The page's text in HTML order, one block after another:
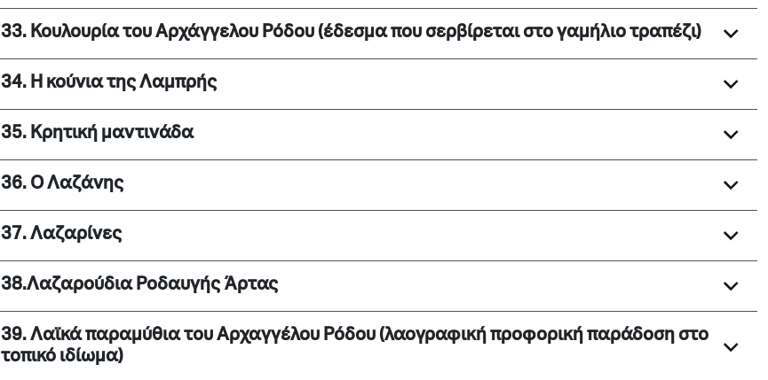
33. Κουλουρία του Αρχάγγελου Ρόδου (έδεσμα που σερβίρεται στο γαμήλιο τραπέζι)
34. Η κούνια της Λαμπρής
35. Κρητική μαντινάδα
36. Ο Λαζάνης
37. Λαζαρίνες
38.Λαζαρούδια Ροδαυγής Άρτας
39. Λαϊκά παραμύθια του Αρχαγγέλου Ρόδου (λαογραφική προφορική παράδοση στο
τοπικό ιδίωμα)